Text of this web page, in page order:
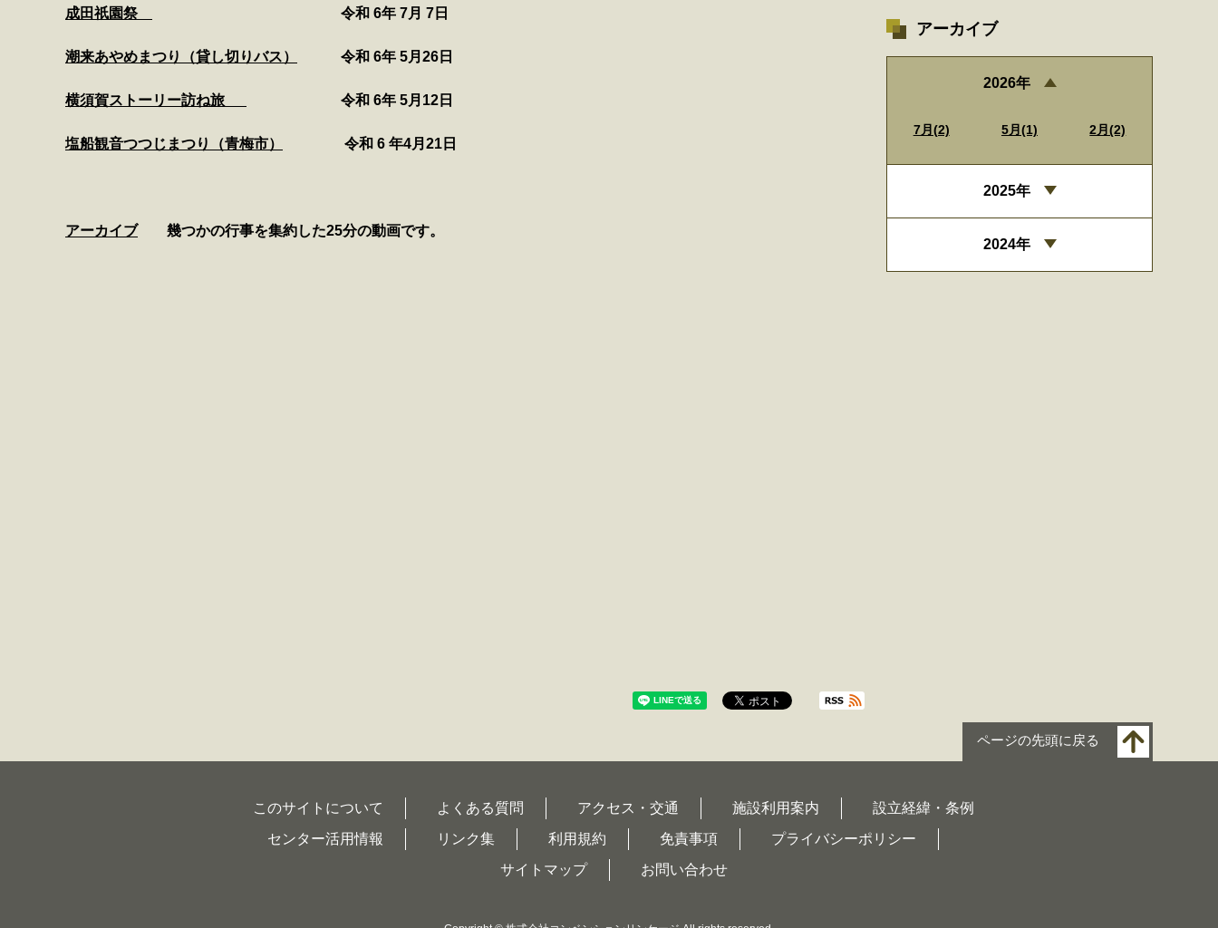
成田祇園祭 令和 6年 7月 7日
潮来あやめまつり（貸し切りバス） 令和 6年 5月26日
横須賀ストーリー訪ね旅 令和 6年 5月12日
塩船観音つつじまつり（青梅市） 令和 6 年4月21日
アーカイブ幾つかの行事を集約した25分の動画です。
アーカイブ
2026年
7月(2) 5月(1) 2月(2)
2025年
2024年
ページの先頭に戻る
このサイトについて よくある質問 アクセス・交通 施設利用案内
設立経緯・条例
センター活用情報
リンク集 利用規約 免責事項
プライバシーポリシー
サイトマップ
お問い合わせ